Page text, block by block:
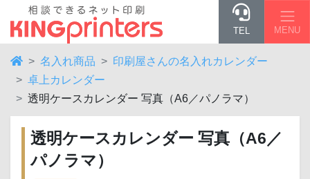
TEL MENU
名入れ商品
印刷屋さんの名入れカレンダー
卓上カレンダー
透明ケースカレンダー 写真（A6／パノラマ）
透明ケースカレンダー 写真（A6／
パノラマ）